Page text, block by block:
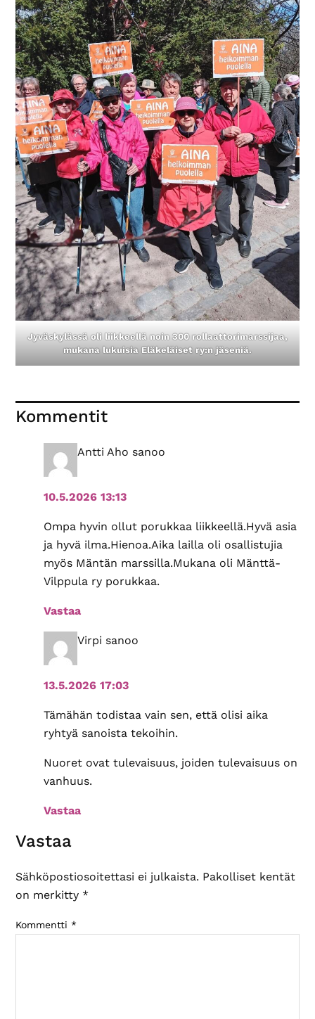
Jyväskylässä oli liikkeellä noin 300 rollaattorimarssijaa,
mukana lukuisia Eläkeläiset ry:n jäseniä.
Lukijan
vuorovaikutus
Kommentit
Antti Aho sanoo
10.5.2026 13:13
Ompa hyvin ollut porukkaa liikkeellä.Hyvä asia
ja hyvä ilma.Hienoa.Aika lailla oli osallistujia
myös Mäntän marssilla.Mukana oli Mänttä-
Vilppula ry porukkaa.
Vastaa
Virpi sanoo
13.5.2026 17:03
Tämähän todistaa vain sen, että olisi aika
ryhtyä sanoista tekoihin.
Nuoret ovat tulevaisuus, joiden tulevaisuus on
vanhuus.
Vastaa
Vastaa
Sähköpostiosoitettasi ei julkaista. Pakolliset kentät
on merkitty *
Kommentti *